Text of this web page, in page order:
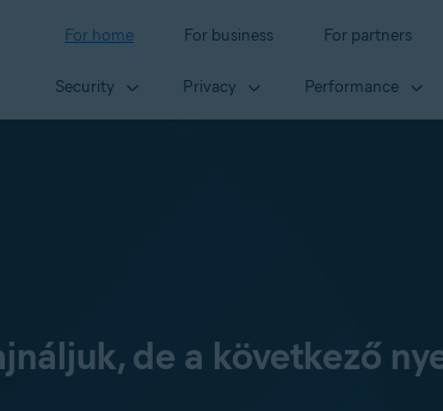
For home For business For partners
Security Privacy Performance
de a következő